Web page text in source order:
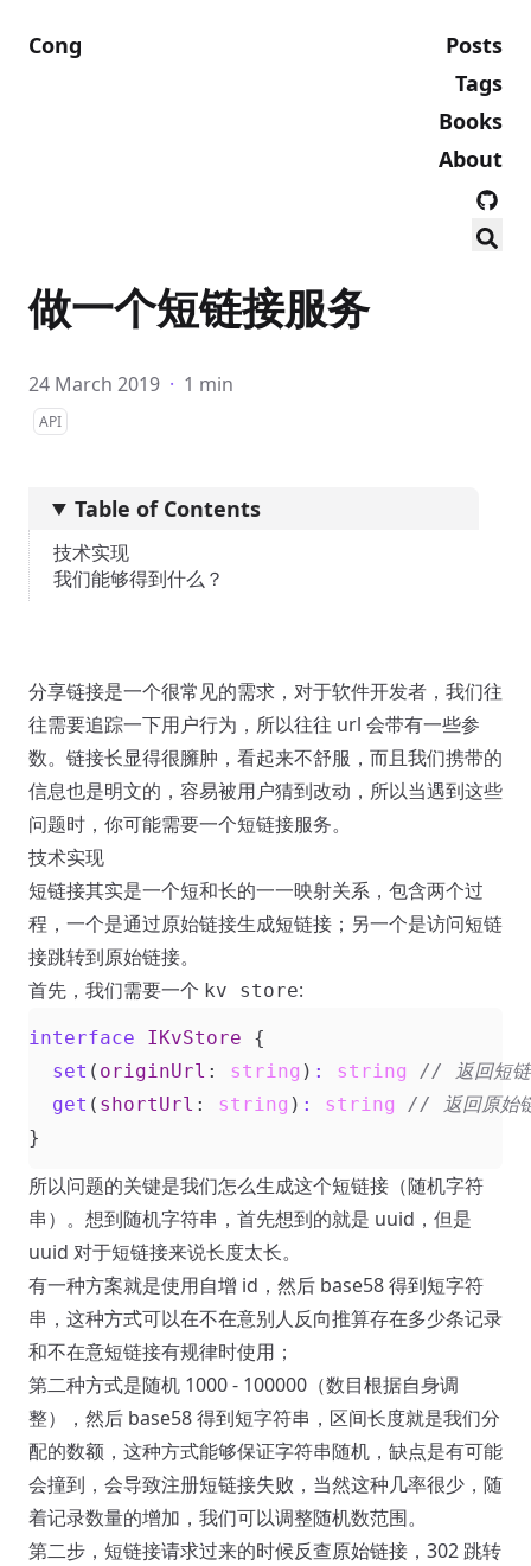
Cong
Posts
Tags
Books
About
做一个短链接服务
24 March 2019 · 1 min
API
Table of Contents
技术实现
我们能够得到什么？
分享链接是一个很常见的需求，对于软件开发者，我们往
往需要追踪一下用户行为，所以往往 url 会带有一些参
数。链接长显得很臃肿，看起来不舒服，而且我们携带的
信息也是明文的，容易被用户猜到改动，所以当遇到这些
问题时，你可能需要一个短链接服务。
技术实现
短链接其实是一个短和长的一一映射关系，包含两个过
程，一个是通过原始链接生成短链接；另一个是访问短链
接跳转到原始链接。
首先，我们需要一个 kv store:
interface IKvStore
{
set ( originUrl : string ) :
string
get ( shortUrl : string ) :
string
}
所以问题的关键是我们怎么生成这个短链接（随机字符
串）。想到随机字符串，首先想到的就是 uuid，但是
uuid 对于短链接来说长度太长。
有一种方案就是使用自增 id，然后 base58 得到短字符
串，这种方式可以在不在意别人反向推算存在多少条记录
和不在意短链接有规律时使用；
第二种方式是随机 1000 - 100000（数目根据自身调
整），然后 base58 得到短字符串，区间长度就是我们分
配的数额，这种方式能够保证字符串随机，缺点是有可能
会撞到，会导致注册短链接失败，当然这种几率很少，随
着记录数量的增加，我们可以调整随机数范围。
第二步，短链接请求过来的时候反查原始链接，302 跳转